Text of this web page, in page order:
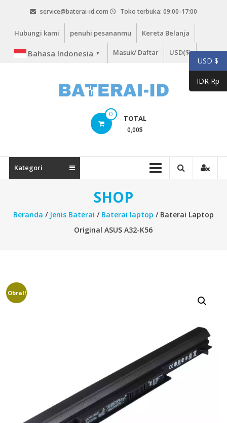
service@baterai-id.com Toko terbuka: 09:00-17:00
Hubungi kami penuhi pesananmu Kereta Belanja
Bahasa Indonesia ▼ Masuk/ Daftar USD($)
id.com
0 TOTAL
0,00$
Kategori
SHOP
Beranda / Jenis Baterai / Baterai laptop / Baterai Laptop
Original ASUS A32-K56
Obral!
USD $
IDR Rp